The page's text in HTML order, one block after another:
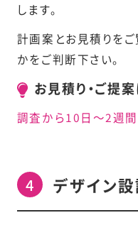
します。
計画案とお見積りをご
かをご判断下さい。
お見積り・ご提
調査から10日～2週間
デザイン